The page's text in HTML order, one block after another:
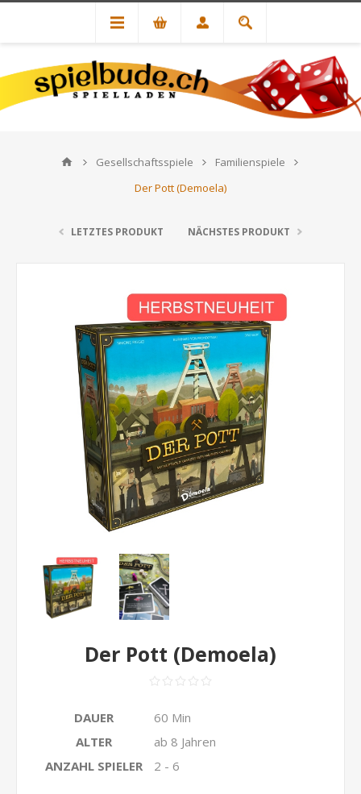
Gesellschaftsspiele
Familienspiele
Der Pott (Demoela)
LETZTES PRODUKT NÄCHSTES PRODUKT
Der Pott (Demoela)
DAUER
60 Min
ALTER
ab 8 Jahren
ANZAHL SPIELER
2 - 6